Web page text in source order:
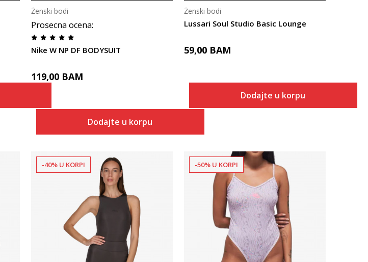
Prosecna ocena:
Nike W NP DF BODYSUIT
Ženski bodi
119,00 BAM
Dodajte u korpu
Lussari Soul Studio Basic Lounge
Ženski bodi
59,00 BAM
Dodajte u korpu
Uporedi
-40% U KORPI
Uporedi
-50% U KORPI